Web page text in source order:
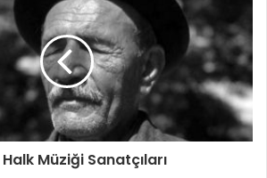
Müziği Sanatçıları